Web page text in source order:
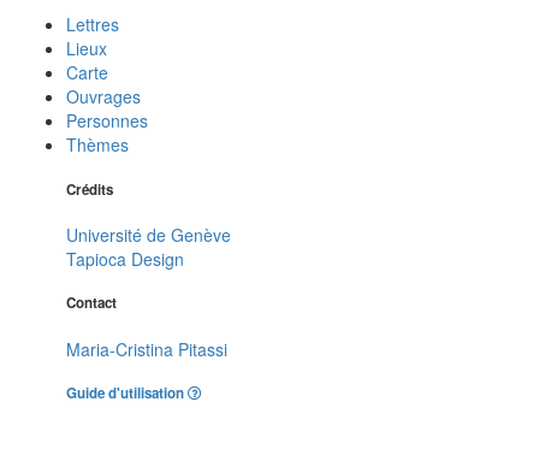
Lettres
Lieux
Carte
Ouvrages
Personnes
Thèmes
Crédits
Université de Genève
Tapioca Design
Contact
Maria-Cristina Pitassi
Guide d'utilisation